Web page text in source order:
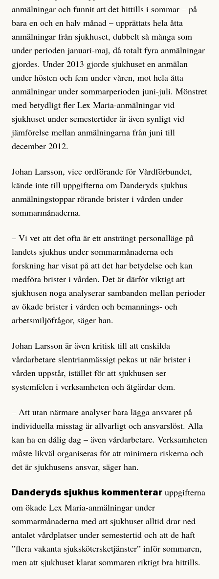
anmälningar och funnit att det hittills i sommar – på
bara en och en halv månad – upprättats hela åtta
anmälningar från sjukhuset, dubbelt så många som
under perioden januari-maj, då totalt fyra anmälningar
gjordes. Under 2013 gjorde sjukhuset en anmälan
under hösten och fem under våren, mot hela åtta
anmälningar under sommarperioden juni-juli. Mönstret
med betydligt fler Lex Maria-anmälningar vid
sjukhuset under semestertider är även synligt vid
jämförelse mellan anmälningarna från juni till
december 2012.
Johan Larsson, vice ordförande för Vårdförbundet,
kände inte till uppgifterna om Danderyds sjukhus
anmälningstoppar rörande brister i vården under
sommarmånaderna.
– Vi vet att det ofta är ett ansträngt personalläge på
landets sjukhus under sommarmånaderna och
forskning har visat på att det har betydelse och kan
medföra brister i vården. Det är därför viktigt att
sjukhusen noga analyserar sambanden mellan perioder
av ökade brister i vården och bemannings- och
arbetsmiljöfrågor, säger han.
Johan Larsson är även kritisk till att enskilda
vårdarbetare slentrianmässigt pekas ut när brister i
vården uppstår, istället för att sjukhusen ser
systemfelen i verksamheten och åtgärdar dem.
– Att utan närmare analyser bara lägga ansvaret på
individuella misstag är allvarligt och ansvarslöst. Alla
kan ha en dålig dag – även vårdarbetare. Verksamheten
måste likväl organiseras för att minimera riskerna och
det är sjukhusens ansvar, säger han.
Danderyds sjukhus kommenterar uppgifterna
om ökade Lex Maria-anmälningar under
sommarmånaderna med att sjukhuset alltid drar ned
antalet vårdplatser under semestertid och att de haft
”flera vakanta sjukskötersketjänster” inför sommaren,
men att sjukhuset klarat sommaren riktigt bra hittills.